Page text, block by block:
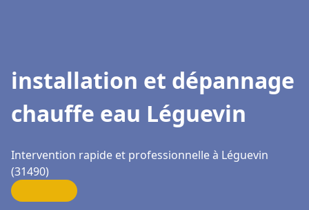
installation et dépannage
chauffe eau Léguevin
Intervention rapide et professionnelle à Léguevin
(31490)